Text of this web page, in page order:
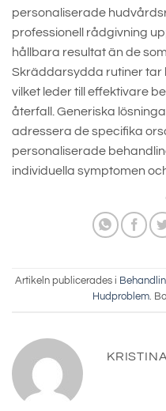
personaliserade
professionell rådgivning
hållbara resultat än de
Skräddarsydda rutiner tar
vilket leder till effektivare
återfall. Generiska
adressera de specifika
personaliserade
individuella symptomen
Artikeln publicerades i
Hudproblem.